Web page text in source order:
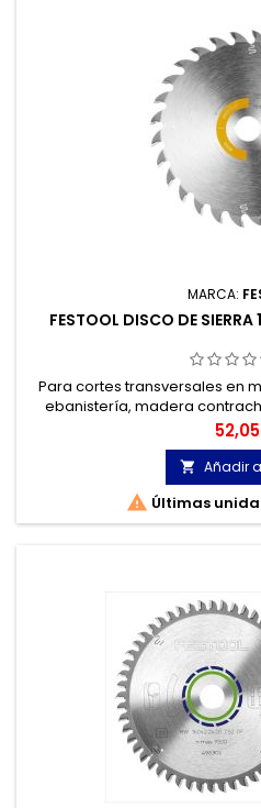
MARCA:
FESTOOL DISCO DE
Para cortes transversales en
ebanistería, madera
estratificada, planchas de
tableros de fibras de madera
placas de fibra
Precio
 Añadir
 Últimas